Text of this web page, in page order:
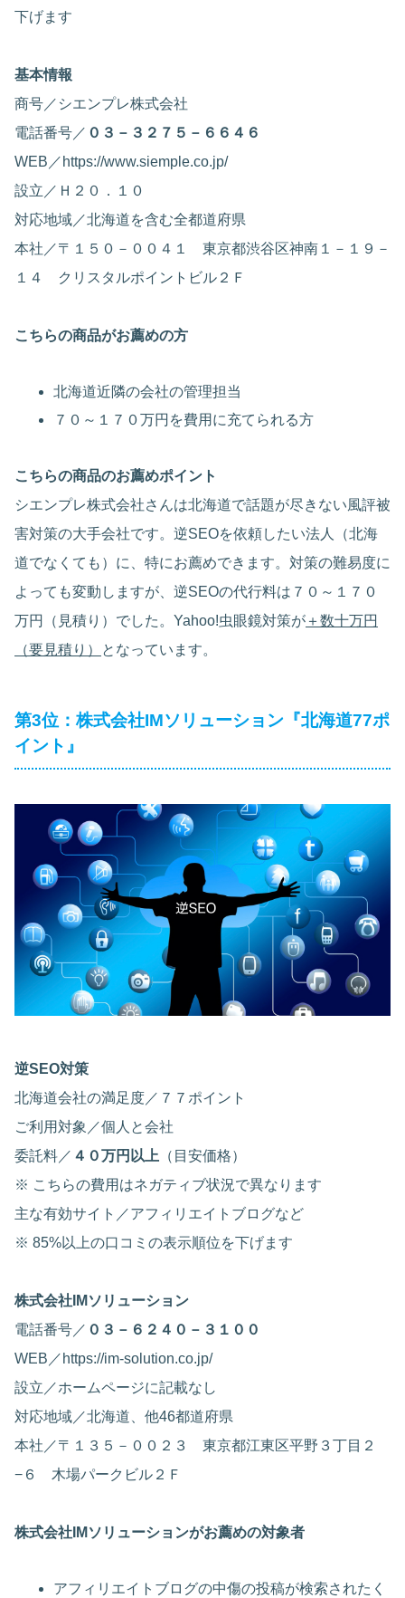
下げます
基本情報
商号／シエンプレ株式会社
電話番号／ ０３－３２７５－６６４６
WEB／https://www.siemple.co.jp/
設立／Ｈ２０．１０
対応地域／北海道を含む全都道府県
本社／〒１５０－００４１ 東京都渋谷区神南１－１９－
１４ クリスタルポイントビル２Ｆ
こちらの商品がお薦めの方
北海道近隣の会社の管理担当
７０～１７０万円を費用に充てられる方
こちらの商品のお薦めポイント
シエンプレ株式会社さんは北海道で話題が尽きない風評被
害対策の大手会社です。逆SEOを依頼したい法人（北海
道でなくても）に、特にお薦めできます。対策の難易度に
よっても変動しますが、逆SEOの代行料は７０～１７０
万円（見積り）でした。Yahoo!虫眼鏡対策が ＋数十万円
（要見積り）
となっています。
第3位：株式会社IMソリューション『北海道77ポ
イント』
逆SEO対策
北海道会社の満足度／７７ポイント
ご利用対象／個人と会社
委託料／ ４０万円以上 （目安価格）
※ こちらの費用はネガティブ状況で異なります
主な有効サイト／アフィリエイトブログなど
※ 85%以上の口コミの表示順位を下げます
株式会社IMソリューション
電話番号／ ０３－６２４０－３１００
WEB／https://im-solution.co.jp/
設立／ホームページに記載なし
対応地域／北海道、他46都道府県
本社／〒１３５－００２３ 東京都江東区平野３丁目２
−６ 木場パークビル２Ｆ
株式会社IMソリューションがお薦めの対象者
アフィリエイトブログの中傷の投稿が検索されたく